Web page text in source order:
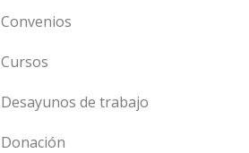
Convenios
Cursos
Desayunos de trabajo
Donación